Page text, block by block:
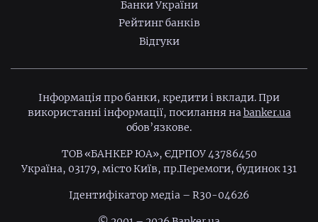
Банки України
Рейтинг банків
Відгуки
Інформація про банки, кредити і вклади. При
використанні інформації, посилання наbanker.ua
обов’язкове.
ТОВ «БАНКЕР ЮА», ЄДРПОУ 43786450
Україна, 03179, місто Київ, пр.Перемоги, будинок 131
Ідентифiкатор медiа – R30-04626